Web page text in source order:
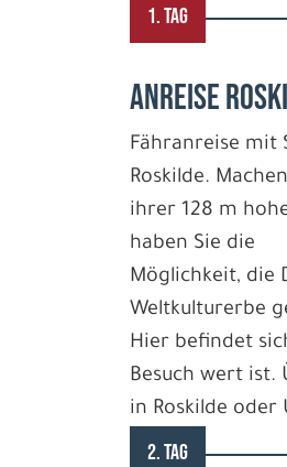
1. TAG
ANREISE
Fähranreise mit
Roskilde.
ihrer 128 m
haben Sie die
Möglichkeit, die
Weltkulturerbe
Hier befindet
Besuch wert ist.
in Roskilde oder
2. TAG